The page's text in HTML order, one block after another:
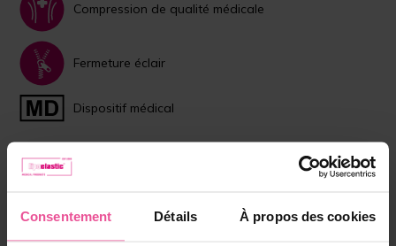
Consentement Détails À propos des cookies
Compression de qualité médicale
Fermeture éclair
Dispositif médical
Choisissez la couleur: